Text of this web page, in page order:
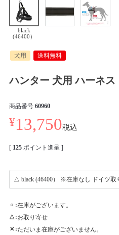
black
(46400）
犬用 送料無料
ハンター 犬用 ハーネ
商品番号 60960
¥13,750税込
[ 125 ポイント進呈 ]
○ 在庫がございます。
△ お取り寄せ
✕ ただいま在庫がございません。